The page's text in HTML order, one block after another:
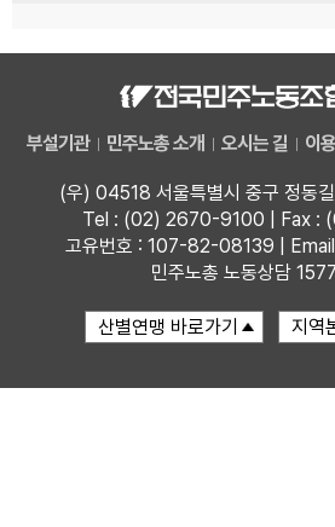
부설기관 민주노총 소개 오시는 길 이
(우) 04518 서울특별시 중구 정동
Tel : (02) 2670-9100 | Fax :
고유번호 : 107-82-08139 |
민주노총 노동상담